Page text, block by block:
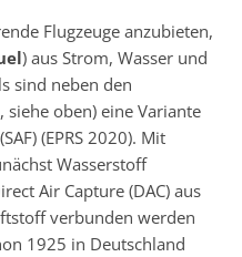
Flugzeuge anzubieten,
) aus Strom, Wasser und
sind neben den
siehe oben) eine Variante
(EPRS 2020). Mit
Wasserstoff
Air Capture (DAC) aus
verbunden werden
1925 in Deutschland